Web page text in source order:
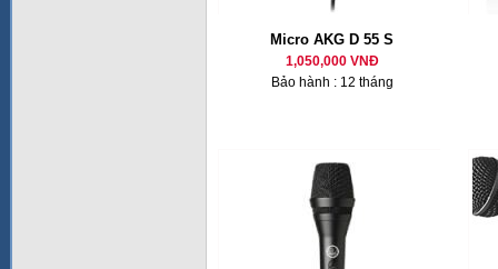
Micro AKG D 55 S
1,050,000 VNĐ
Bảo hành : 12 tháng